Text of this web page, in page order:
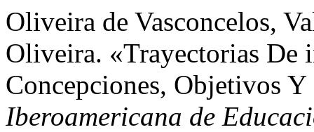
Oliveira de Vasconcelos,
Oliveira. «Trayectorias De
Concepciones, Objetivos
Iberoamericana de